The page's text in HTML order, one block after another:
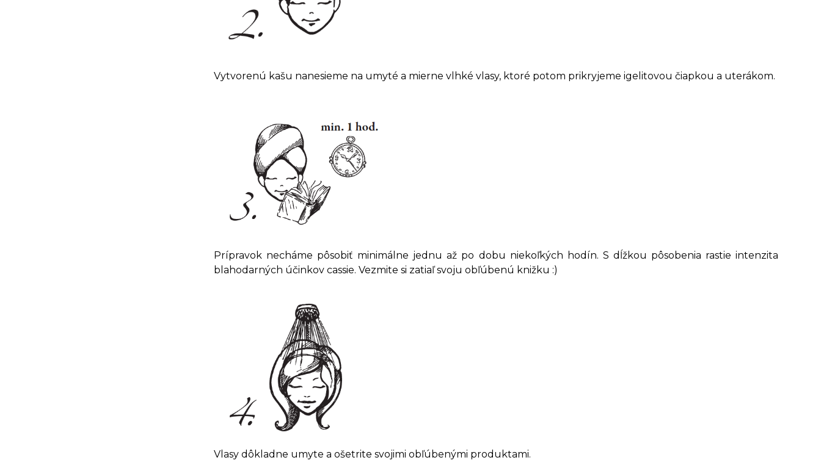
Vytvorenú kašu nanesieme na umyté a mierne vlhké vlasy, ktoré potom prikryjeme igelitovou čiapkou a uterákom.
Prípravok necháme pôsobiť minimálne jednu až po dobu niekoľkých hodín. S dĺžkou pôsobenia rastie intenzita
blahodarných účinkov cassie. Vezmite si zatiaľ svoju obľúbenú knižku :)
Vlasy dôkladne umyte a ošetrite svojimi obľúbenými produktami.